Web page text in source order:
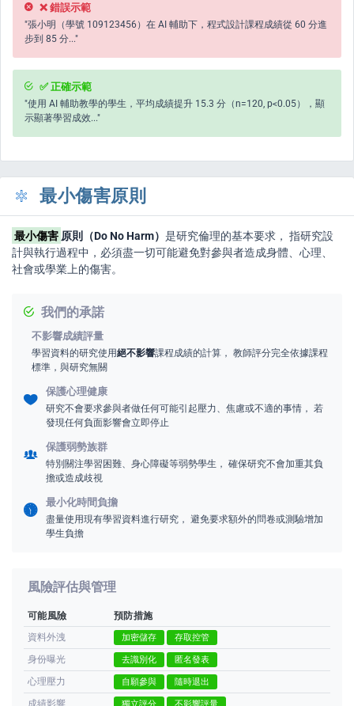
❌ 錯誤示範
"張小明（學號 109123456）在 AI 輔助下，程式設計課程成績從 60 分進
步到 85 分..."
✅ 正確示範
"使用 AI 輔助教學的學生，平均成績提升 15.3 分（n=120, p<0.05），顯
示顯著學習成效..."
最小傷害原則
最小傷害 原則（Do No Harm） 是研究倫理的基本要求， 指研究設
計與執行過程中，必須盡一切可能避免對參與者造成身體、心理、
社會或學業上的傷害。
我們的承諾
不影響成績評量
學習資料的研究使用絕不影響課程成績的計算， 教師評分完全依據課程
標準，與研究無關
保護心理健康
研究不會要求參與者做任何可能引起壓力、焦慮或不適的事情， 若
發現任何負面影響會立即停止
保護弱勢族群
特別關注學習困難、身心障礙等弱勢學生， 確保研究不會加重其負
擔或造成歧視
最小化時間負擔
盡量使用現有學習資料進行研究， 避免要求額外的問卷或測驗增加
學生負擔
風險評估與管理
可能風險
預防措施
資料外洩
加密儲存 存取控管
身份曝光 去識別化 匿名發表
心理壓力 自願參與 隨時退出
成績影響 獨立評分 不影響評量